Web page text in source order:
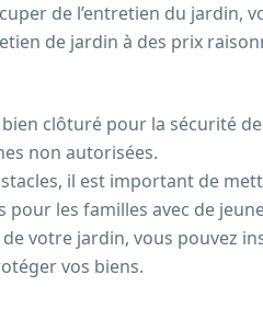
de l’entretien du
de jardin à des prix
clôturé pour la sécurité
non autorisées.
il est important de
les familles avec de
votre jardin, vous pouvez
vos biens.